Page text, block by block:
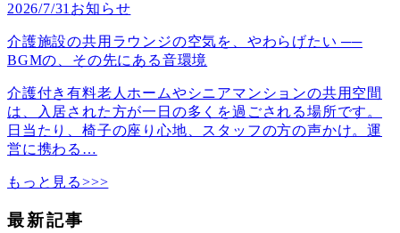
2026/7/31お知らせ
介護施設の共用ラウンジの空気を、やわらげたい ──
BGMの、その先にある音環境
介護付き有料老人ホームやシニアマンションの共用空間
は、入居された方が一日の多くを過ごされる場所です。
日当たり、椅子の座り心地、スタッフの方の声かけ。運
営に携わる …
もっと見る>>>
最新記事